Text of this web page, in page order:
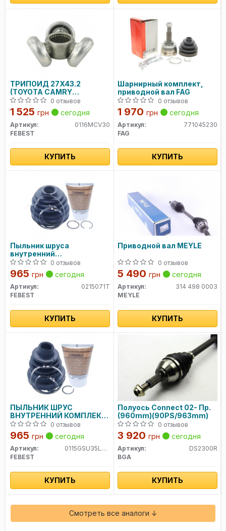
ТРИПОИД 27X43.2
(TOYOTA CAMRY
ACV3#/MCV3# 2001-2006)
0 отзывов
1 525 грн сегодня
Артикул:
0116MCV30
FEBEST
КУПИТЬ
Шарнирный комплект,
приводной вал FAG
0 отзывов
1 970 грн сегодня
Артикул:
771045230
FAG
КУПИТЬ
Пыльник шруса
внутренний
(79X86.5X23.5) 0215-071T
FEBEST
0 отзывов
965 грн сегодня
Артикул:
0215071T
FEBEST
КУПИТЬ
Приводной вал MEYLE
0 отзывов
5 490 грн сегодня
Артикул:
314 498 0003
MEYLE
КУПИТЬ
ПЫЛЬНИК ШРУС
ВНУТРЕННИЙ КОМПЛЕКТ
82X101X2550 отзывов
965 грн сегодня
Артикул:
0115GSU35LHT
FEBEST
КУПИТЬ
Полуось Connect 02- Пр.
(960mm)(90PS/963mm)
0 отзывов
3 920 грн сегодня
Артикул:
DS2300R
BGA
КУПИТЬ
Смотреть все аналоги ↓